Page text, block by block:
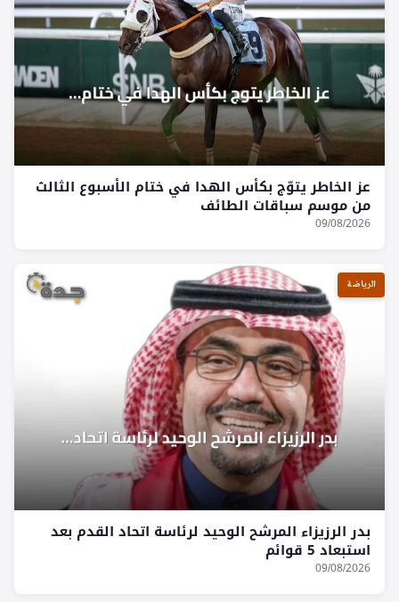
عز الخاطر يتوّج بكأس الهدا في ختام الأسبوع الثالث
من موسم سباقات الطائف
09/08/2026
الرياضة
بدر الرزيزاء المرشح الوحيد لرئاسة اتحاد القدم بعد
استبعاد 5 قوائم
09/08/2026